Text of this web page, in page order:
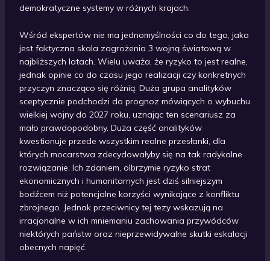
demokratyczne systemy w różnych krajach.
Wśród ekspertów nie ma jednomyślności co do tego, jaka
jest faktyczna skala zagrożenia 3 wojną światową w
najbliższych latach. Wielu uważa, że ryzyko to jest realne,
jednak opinie co do czasu jego realizacji czy konkretnych
przyczyn znacząco się różnią. Duża grupa analityków
sceptycznie podchodzi do prognoz mówiących o wybuchu
wielkiej wojny do 2027 roku, uznając ten scenariusz za
mało prawdopodobny. Duża część analityków
kwestionuje przede wszystkim realne przesłanki, dla
których mocarstwa zdecydowałyby się na tak radykalne
rozwiązanie. Ich zdaniem, olbrzymie ryzyko strat
ekonomicznych i humanitarnych jest dziś silniejszym
bodźcem niż potencjalne korzyści wynikające z konfliktu
zbrojnego. Jednak przeciwnicy tej tezy wskazują na
irracjonalne w ich mniemaniu zachowania przywódców
niektórych państw oraz nieprzewidywalne skutki eskalacji
obecnych napięć.